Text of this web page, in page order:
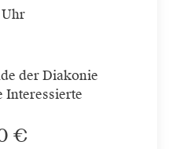
der Diakonie
Interessierte
€